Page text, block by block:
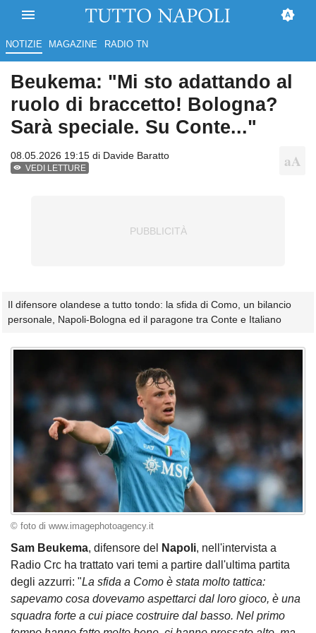
NOTIZIE MAGAZINE RADIO TN
Beukema: "Mi sto adattando al
ruolo di braccetto! Bologna?
Sarà speciale. Su Conte..."
08.05.2026 19:15 di Davide Baratto
VEDI LETTURE
Il difensore olandese a tutto tondo: la sfida di Como, un bilancio
personale, Napoli-Bologna ed il paragone tra Conte e Italiano
© foto di www.imagephotoagency.it
Sam Beukema, difensore del Napoli, nell'intervista a
Radio Crc ha trattato vari temi a partire dall'ultima partita
degli azzurri: "La sfida a Como è stata molto tattica:
sapevamo cosa dovevamo aspettarci dal loro gioco, è una
squadra forte a cui piace costruire dal basso. Nel primo